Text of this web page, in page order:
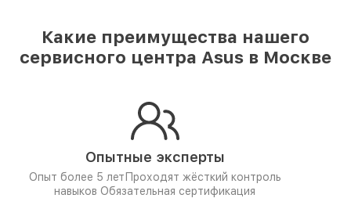
Какие преимущества нашего
сервисного центра Asus в Москве
Опытные эксперты
Опыт более 5 лет Проходят жёсткий контроль
навыков Обязательная сертификация